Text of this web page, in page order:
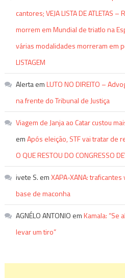
cantores; VEJA LISTA DE ATLETAS –
morrem em Mundial de triatlo na
várias modalidades morreram em
LISTAGEM
AlertaemLUTO NO DIREITO –
na frente do Tribunal de Justiça
Viagem de Janja ao Catar custou
emApós eleição, STF vai tratar de
O QUE RESTOU DO CONGRESSO
ivete S. emXAPA-XANA:
base de maconha
AGNÉLO ANTONIO emKamala: “Se
levar um tiro”